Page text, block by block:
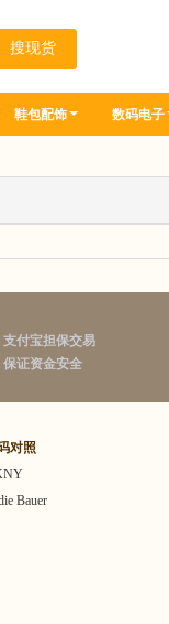
鞋包配饰 数码电子
支付宝担保交易
保证资金安全
对照
Bauer